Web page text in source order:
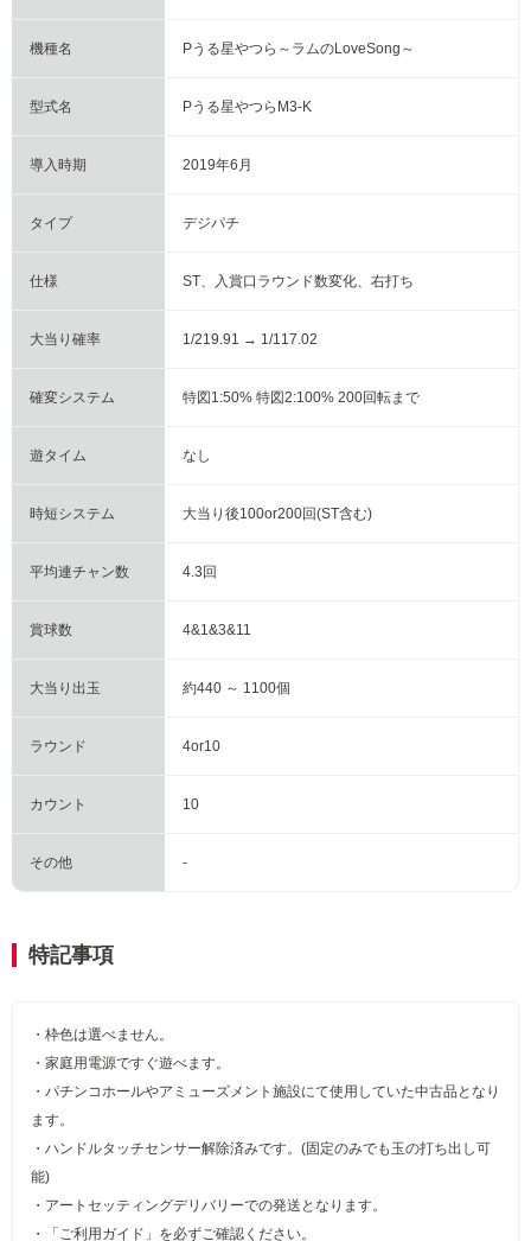
機種名 Pうる星やつら～ラムのLoveSong～
型式名 Pうる星やつらM3-K
導入時期 2019年6月
タイプ デジパチ
仕様 ST、入賞口ラウンド数変化、右打ち
大当り確率 1/219.91 → 1/117.02
確変システム 特図1:50% 特図2:100% 200回転まで
遊タイム なし
時短システム 大当り後100or200回(ST含む)
平均連チャン数 4.3回
賞球数 4&1&3&11
大当り出玉 約440 ～ 1100個
ラウンド 4or10
カウント 10
その他 -
特記事項
・枠色は選べません。
・家庭用電源ですぐ遊べます。
・パチンコホールやアミューズメント施設にて使用していた中古品となり
ます。
・ハンドルタッチセンサー解除済みです。(固定のみでも玉の打ち出し可
能)
・アートセッティングデリバリーでの発送となります。
・「ご利用ガイド」を必ずご確認ください。